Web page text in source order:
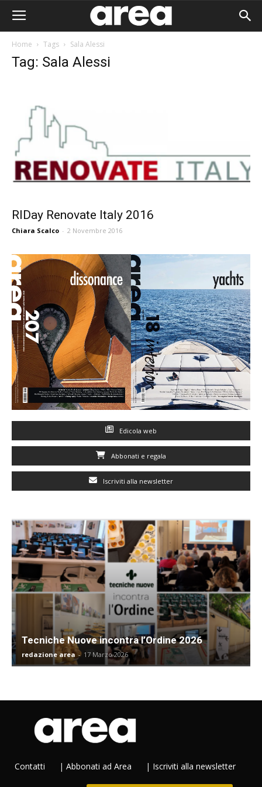
Home Tags Sala Alessi
Tag: Sala Alessi
RIDay Renovate Italy 2016
Chiara Scalco - 2 Novembre 2016
Edicola web
Abbonati e regala
Iscriviti alla newsletter
Tecniche Nuove incontra l’Ordine 2026
redazione area - 17 Marzo 2026
Contatti | Abbonati ad Area | Iscriviti alla newsletter